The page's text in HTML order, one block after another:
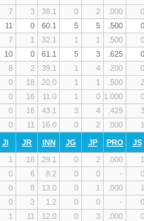
7 3 38.1 0 2 .000 0
11 0 60.1 5 5 .500 0
7 1 32.1 1 1 .500 0
10 0 61.1 5 3 .625 0
8 2 39.1 1 4 .200 0
0 18 20.0 1 1 .500 2
0 16 11.0 1 0 1.000 0
0 16 43.1 3 4 .429 3
0 11 16.0 0 2 .000 1
JI JR INN JG JP PRO JS
1 18 29.1 0 2 .000 1
0 6 8.2 0 0 - 0
0 8 13.0 0 1 .000 1
0 3 1.2 0 0 - 0
1 11 12.0 0 3 .000 0